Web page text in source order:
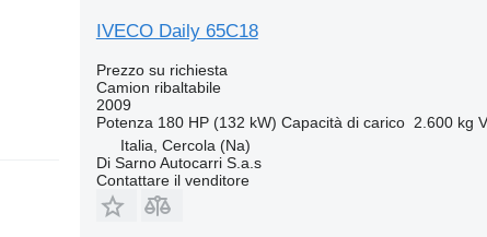
IVECO Daily 65C18
Prezzo su richiesta
Camion ribaltabile
2009
Potenza 180 HP (132 kW) Capacità di carico 2.600 kg
Italia, Cercola (Na)
Di Sarno Autocarri S.a.s
Contattare il venditore